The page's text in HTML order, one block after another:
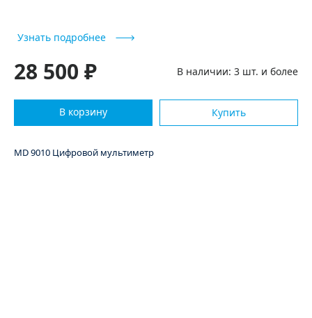
Узнать подробнее
28 500 ₽ В наличии: 3 шт. и более
В корзину Купить
MD 9010 Цифровой мультиметр